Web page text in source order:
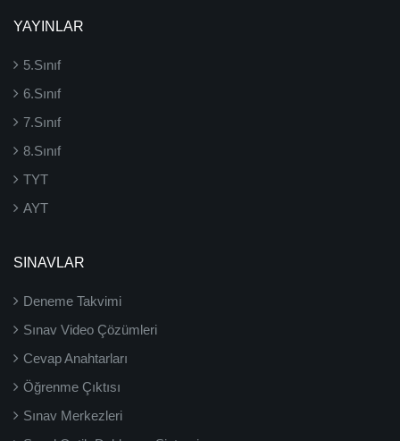
YAYINLAR
5.Sınıf
6.Sınıf
7.Sınıf
8.Sınıf
TYT
AYT
SINAVLAR
Deneme Takvimi
Sınav Video Çözümleri
Cevap Anahtarları
Öğrenme Çıktısı
Sınav Merkezleri